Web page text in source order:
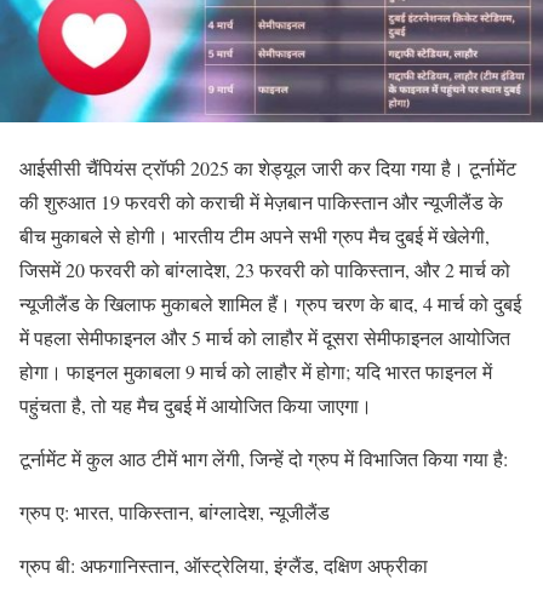
आईसीसी चैंपियंस ट्रॉफी 2025 का शेड्यूल जारी कर दिया गया है। टूर्नामेंट
की शुरुआत 19 फरवरी को कराची में मेज़बान पाकिस्तान और न्यूजीलैंड के
बीच मुकाबले से होगी। भारतीय टीम अपने सभी ग्रुप मैच दुबई में खेलेगी,
जिसमें 20 फरवरी को बांग्लादेश, 23 फरवरी को पाकिस्तान, और 2 मार्च को
न्यूजीलैंड के खिलाफ मुकाबले शामिल हैं। ग्रुप चरण के बाद, 4 मार्च को दुबई
में पहला सेमीफाइनल और 5 मार्च को लाहौर में दूसरा सेमीफाइनल आयोजित
होगा। फाइनल मुकाबला 9 मार्च को लाहौर में होगा; यदि भारत फाइनल में
पहुंचता है, तो यह मैच दुबई में आयोजित किया जाएगा।
टूर्नामेंट में कुल आठ टीमें भाग लेंगी, जिन्हें दो ग्रुप में विभाजित किया गया है:
ग्रुप ए: भारत, पाकिस्तान, बांग्लादेश, न्यूजीलैंड
ग्रुप बी: अफगानिस्तान, ऑस्ट्रेलिया, इंग्लैंड, दक्षिण अफ्रीका